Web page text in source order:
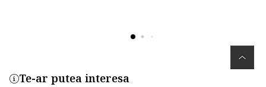
Te-ar putea interesa